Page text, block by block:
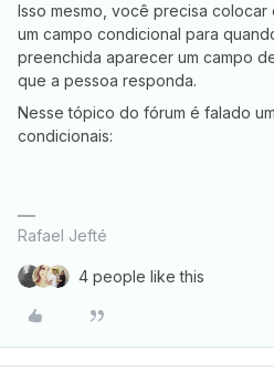
Isso mesmo, você precisa colocar
um campo condicional para
preenchida aparecer um campo
que a pessoa responda.
Nesse tópico do fórum é falado
condicionais:
Rafael Jefté
4 people like this